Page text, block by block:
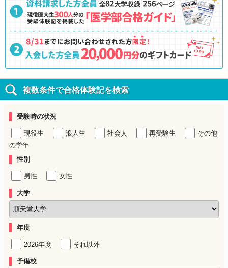
複数条件で合格体験記を検索
受験時の状況
現役生 浪人生 社会人 再受験生
その他
の学年
性別
男性 女性
大学
年度
2026年度 それ以外
予備校